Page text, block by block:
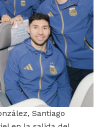
Santiago